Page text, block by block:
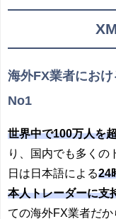
海外FX業者にお
No1
世界中で100万人を
り、国内でも多くの
日は日本語による24
本人トレーダーに支
ての海外FX業者だ